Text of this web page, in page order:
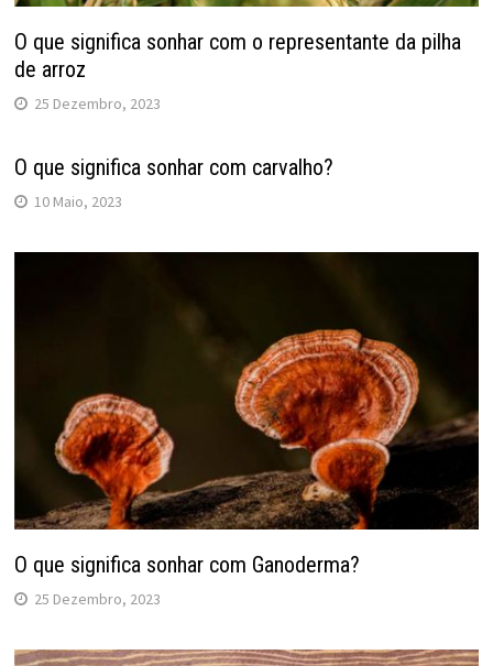
O que significa sonhar com o representante da pilha
de arroz
25 Dezembro, 2023
O que significa sonhar com carvalho?
10 Maio, 2023
O que significa sonhar com Ganoderma?
25 Dezembro, 2023